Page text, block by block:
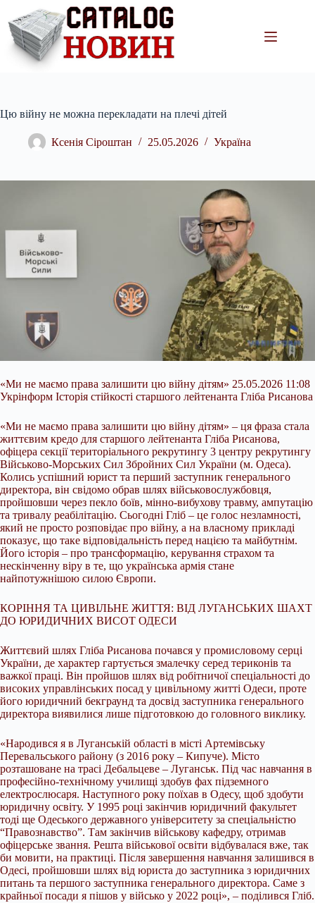
вмісту
Цю війну не можна перекладати на плечі дітей
Ксенія Сіроштан 25.05.2026 Україна
«Ми не маємо права залишити цю війну дітям» 25.05.2026 11:08
Укрінформ Історія стійкості старшого лейтенанта Гліба Рисанова
«Ми не маємо права залишити цю війну дітям» – ця фраза стала
життєвим кредо для старшого лейтенанта Гліба Рисанова,
офіцера секції територіального рекрутингу 3 центру рекрутингу
Військово-Морських Сил Збройних Сил України (м. Одеса).
Колись успішний юрист та перший заступник генерального
директора, він свідомо обрав шлях військовослужбовця,
пройшовши через пекло боїв, мінно-вибухову травму, ампутацію
та тривалу реабілітацію. Сьогодні Гліб – це голос незламності,
який не просто розповідає про війну, а на власному прикладі
показує, що таке відповідальність перед нацією та майбутнім.
Його історія – про трансформацію, керування страхом та
нескінченну віру в те, що українська армія стане
найпотужнішою силою Європи.
КОРІННЯ ТА ЦИВІЛЬНЕ ЖИТТЯ: ВІД ЛУГАНСЬКИХ ШАХТ
ДО ЮРИДИЧНИХ ВИСОТ ОДЕСИ
Життєвий шлях Гліба Рисанова почався у промисловому серці
України, де характер гартується змалечку серед териконів та
важкої праці. Він пройшов шлях від робітничої спеціальності до
високих управлінських посад у цивільному житті Одеси, проте
його юридичний бекграунд та досвід заступника генерального
директора виявилися лише підготовкою до головного виклику.
«Народився я в Луганській області в місті Артемівську
Перевальського району (з 2016 року – Кипуче). Місто
розташоване на трасі Дебальцеве – Луганськ. Під час навчання в
професійно-технічному училищі здобув фах підземного
електрослюсаря. Наступного року поїхав в Одесу, щоб здобути
юридичну освіту. У 1995 році закінчив юридичний факультет
тоді ще Одеського державного університету за спеціальністю
“Правознавство”. Там закінчив військову кафедру, отримав
офіцерське звання. Решта військової освіти відбувалася вже, так
би мовити, на практиці. Після завершення навчання залишився в
Одесі, пройшовши шлях від юриста до заступника з юридичних
питань та першого заступника генерального директора. Саме з
крайньої посади я пішов у військо у 2022 році», – поділився Гліб.